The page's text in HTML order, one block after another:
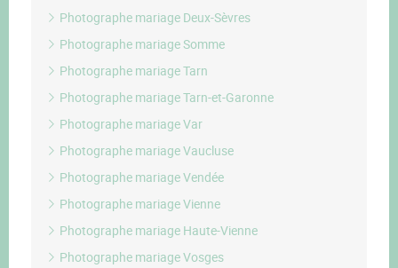
Photographe mariage Deux-Sèvres
Photographe mariage Somme
Photographe mariage Tarn
Photographe mariage Tarn-et-Garonne
Photographe mariage Var
Photographe mariage Vaucluse
Photographe mariage Vendée
Photographe mariage Vienne
Photographe mariage Haute-Vienne
Photographe mariage Vosges